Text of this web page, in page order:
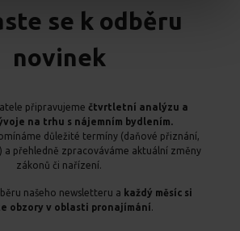
se k odběru
novinek
připravujeme čtvrtletní analýzu a
na trhu s nájemním bydlením.
důležité termíny (daňové přiznání,
a přehledně zpracováváme aktuální změny
zákonů či nařízení.
našeho newsletteru a každý měsíc si
obzory v oblasti pronajímání.